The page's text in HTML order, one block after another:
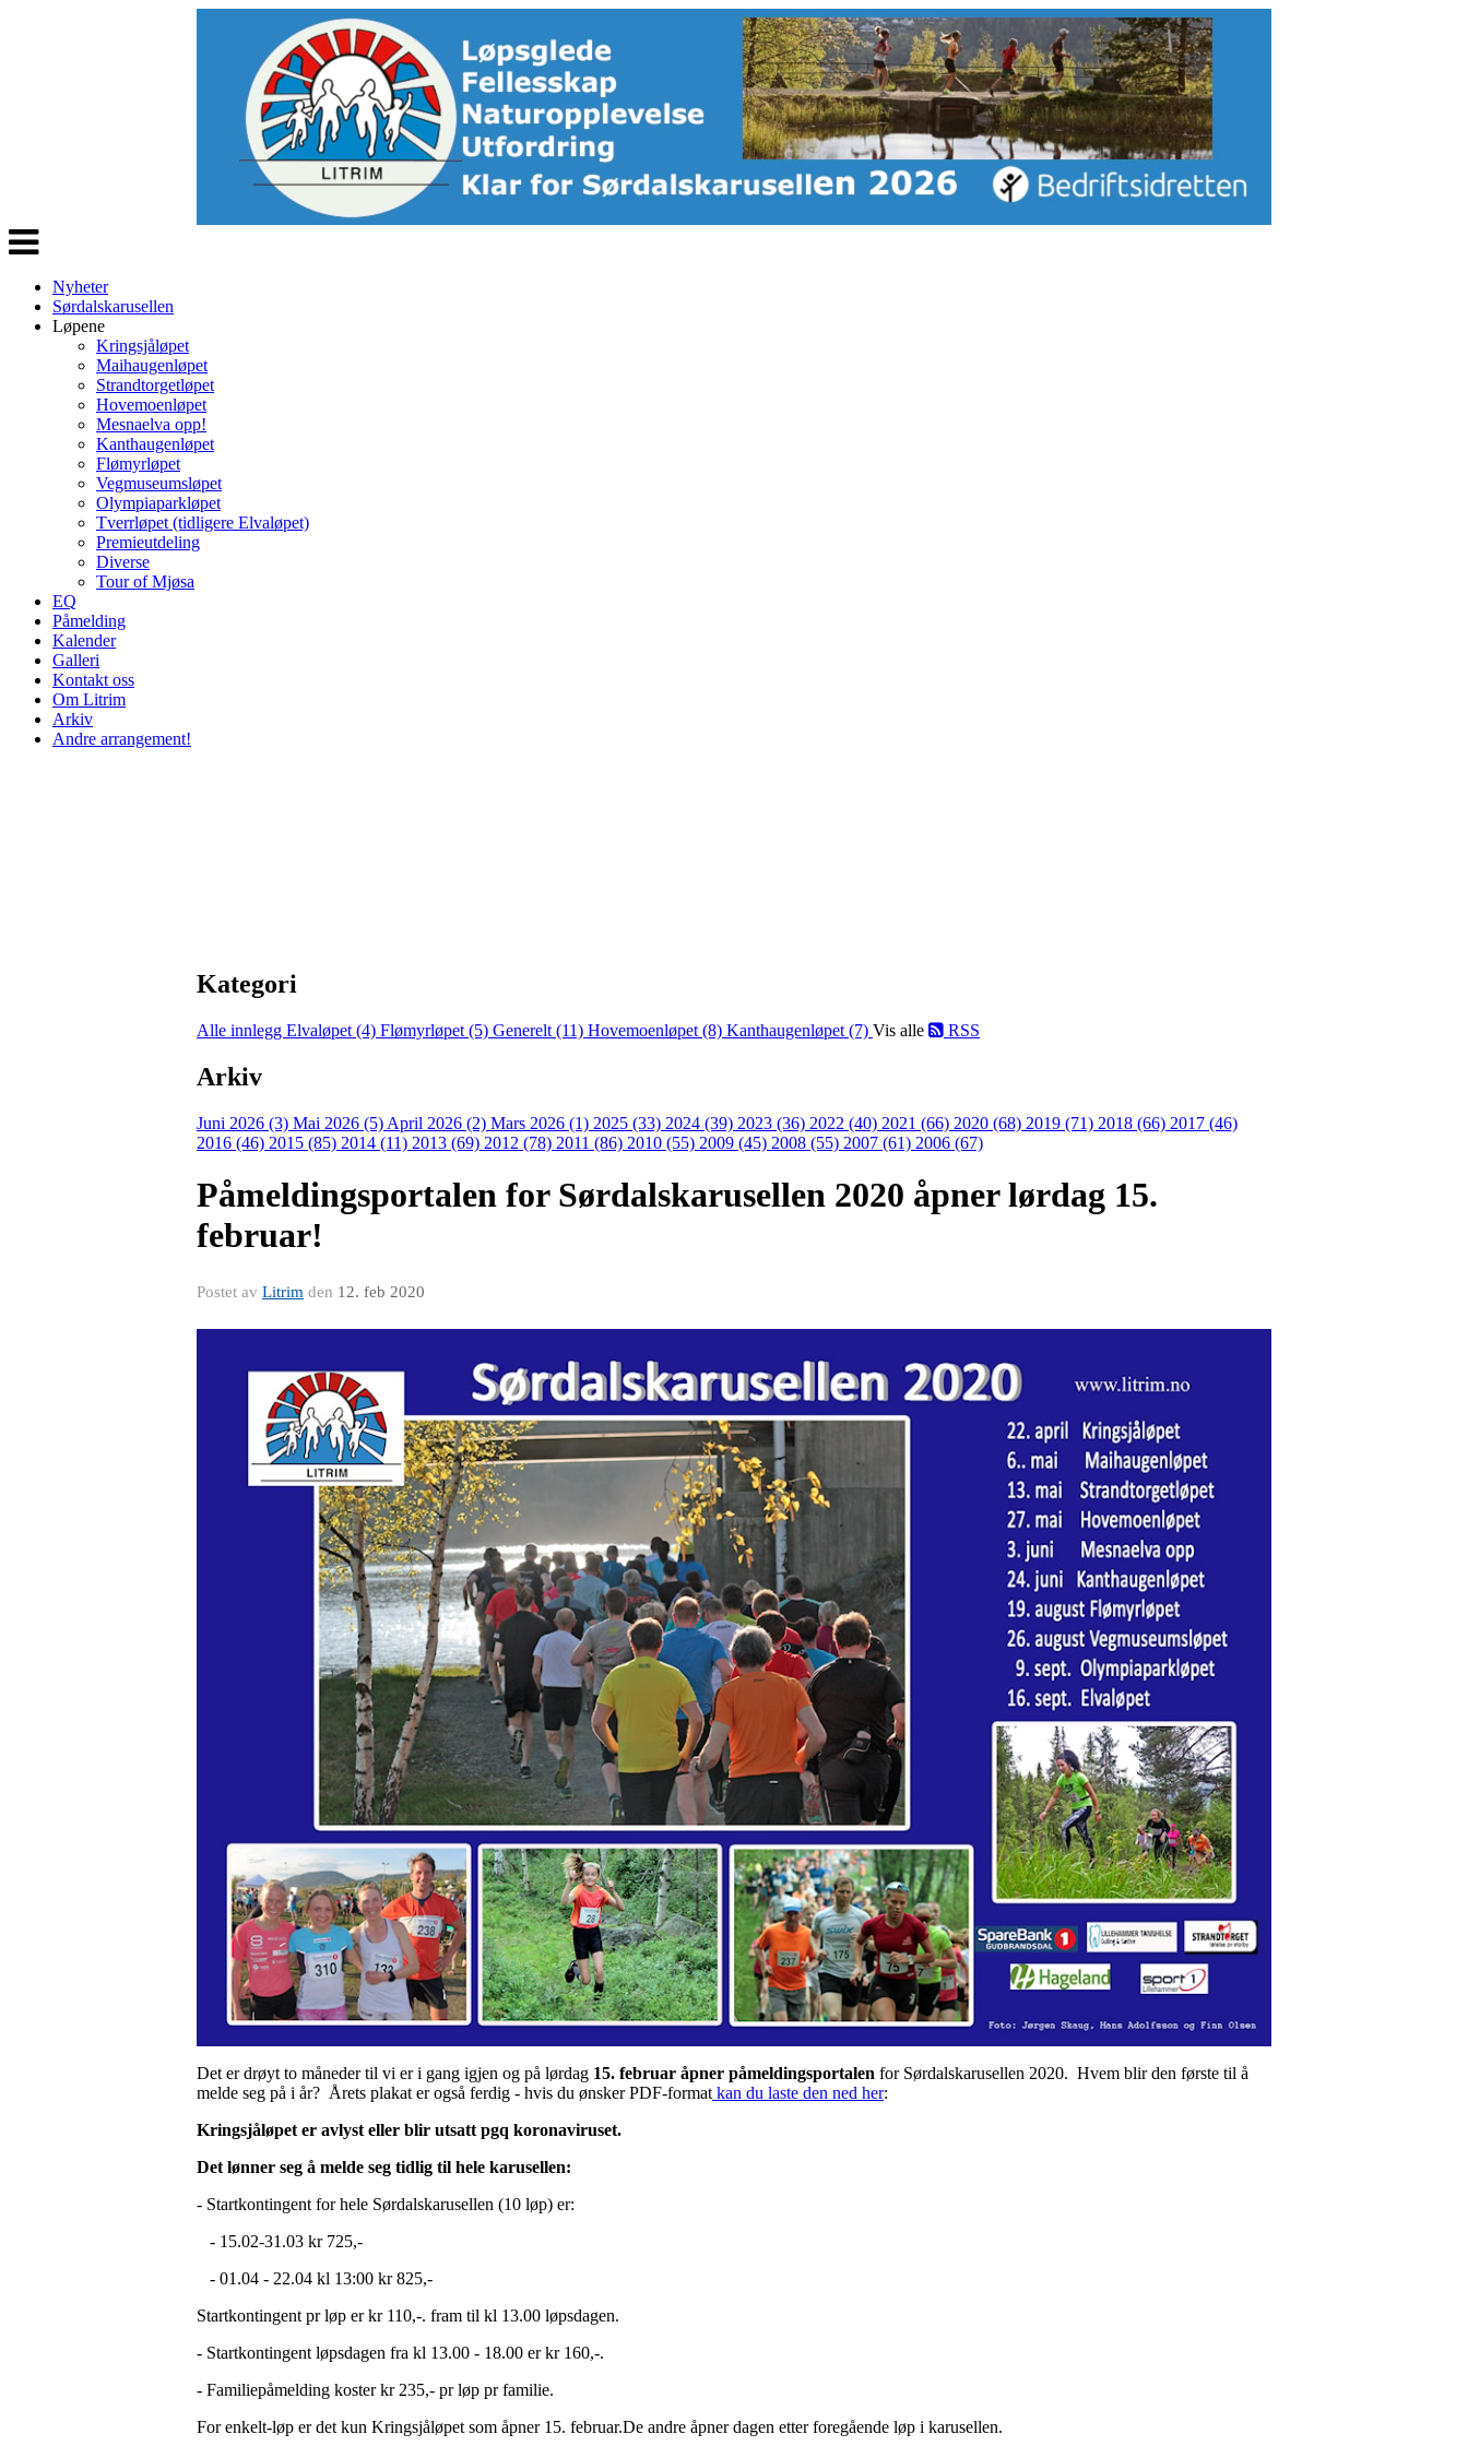
Veksle
navigasjon
Nyheter
Sørdalskarusellen
Løpene
Kringsjåløpet
Maihaugenløpet
Strandtorgetløpet
Hovemoenløpet
Mesnaelva opp!
Kanthaugenløpet
Flømyrløpet
Vegmuseumsløpet
Olympiaparkløpet
Tverrløpet (tidligere Elvaløpet)
Premieutdeling
Diverse
Tour of Mjøsa
EQ
Påmelding
Kalender
Galleri
Kontakt oss
Om Litrim
Arkiv
Andre arrangement!
Kategori
Alle innlegg Elvaløpet (4) Flømyrløpet (5) Generelt (11) Hovemoenløpet (8) Kanthaugenløpet (7) Vis alle RSS
Arkiv
Juni 2026 (3) Mai 2026 (5) April 2026 (2) Mars 2026 (1) 2025 (33) 2024 (39) 2023 (36) 2022 (40) 2021 (66) 2020 (68) 2019 (71) 2018 (66) 2017 (46)
2016 (46) 2015 (85) 2014 (11) 2013 (69) 2012 (78) 2011 (86) 2010 (55) 2009 (45) 2008 (55) 2007 (61) 2006 (67)
Påmeldingsportalen for Sørdalskarusellen 2020 åpner lørdag 15.
februar!
Postet av Litrim den 12. feb 2020
Det er drøyt to måneder til vi er i gang igjen og på lørdag 15. februar åpner påmeldingsportalen for Sørdalskarusellen 2020. Hvem blir den første til å
melde seg på i år? Årets plakat er også ferdig - hvis du ønsker PDF-format kan du laste den ned her:
Kringsjåløpet er avlyst eller blir utsatt pgq koronaviruset.
Det lønner seg å melde seg tidlig til hele karusellen:
- Startkontingent for hele Sørdalskarusellen (10 løp) er:
- 15.02-31.03 kr 725,-
- 01.04 - 22.04 kl 13:00 kr 825,-
Startkontingent pr løp er kr 110,-. fram til kl 13.00 løpsdagen.
- Startkontingent løpsdagen fra kl 13.00 - 18.00 er kr 160,-.
- Familiepåmelding koster kr 235,- pr løp pr familie.
For enkelt-løp er det kun Kringsjåløpet som åpner 15. februar.De andre åpner dagen etter foregående løp i karusellen.